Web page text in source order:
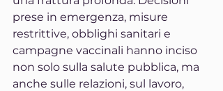
prese in emergenza, misure
restrittive, obblighi sanitari e
campagne vaccinali hanno inciso
non solo sulla salute pubblica, ma
anche sulle relazioni, sul lavoro,